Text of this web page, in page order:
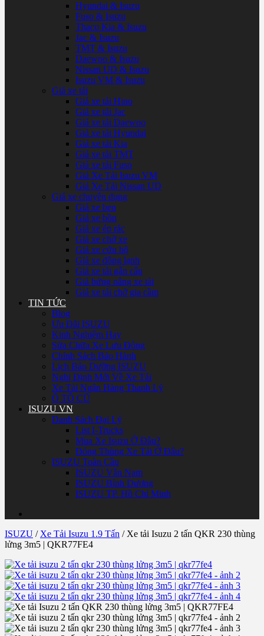
Hyundai & Isuzu
Fuso & Isuzu
Thaco Kia & Isuzu
Jac & Isuzu
TMT & Isuzu
Daewoo & Isuzu
Nissan UD & Isuzu
Isuzu VM & Isuzu
Giá xe tải
Giá xe tải Hino
Giá xe tải Jac
Giá xe tải Daewoo
Giá xe tải Hyundai
Giá xe tải Kia
Giá xe tải TMT
Giá xe tải Fuso
Giá Xe Tải Isuzu VM
Giá Xe Tải Nissan UD
Giá xe chuyên dụng
Giá xe ben
Giá xe bồn
Giá xe ép rác
Giá xe chở xe
Giá xe cứu hộ
Giá xe đông lạnh
Giá xe tải gắn cẩu
Giá bửng nâng xe tải
Giá xe tải chở gia cầm
TIN TỨC
Blog
Ưu Đãi ISUZU
Kinh Nghiệm Hay
Sửa Chữa Xe Lưu Động
Chính Sách Bảo Hành
Lịch Bảo Dưỡng ISUZU
Nghị Định Mới Về Xe Tải
Xe Tải Ngân Hàng Thanh Lý
Ô TÔ CŨ
ISUZU VN
Danh Sách Đại Lý
List I-Trucks
Mua Xe Isuzu Ở Đâu?
Đóng Thùng Xe Tải Ở Đâu?
ISUZU Toàn Cầu
ISUZU Vân Nam
ISUZU Bình Dương
ISUZU TP. Hồ Chí Minh
ISUZU / Xe Tải Isuzu 1.9 Tấn / Xe tải Isuzu 2 tấn QKR 230 thùng
lửng 3m5 | QKR77FE4